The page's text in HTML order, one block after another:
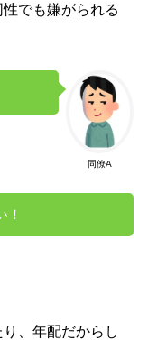
でも嫌がられる
同僚A
！
、年配だからし